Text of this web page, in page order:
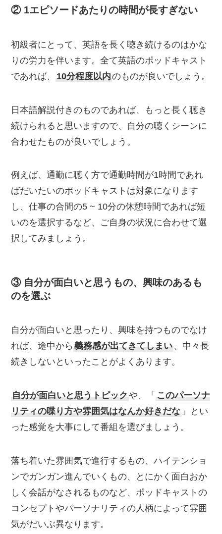
② 1エピソードあたりの時間が長すぎない
初級者にとって、英語を長く聴き続けるのはかな
りの労力を伴います。全て英語のポッドキャスト
であれば、
10分程度以内のものが良いでしょう。
日本語解説付きのものであれば、もっと長く聴き
続けられると思いますので、自分の聴くシーンに
合わせたものが良いでしょう。
例えば、通勤に聴く方で通勤時間が1時間であれ
ばだいたいのポッドキャストは対象になります
し、仕事の合間の5 ~ 10分の休憩時間であれば短
いのを選択するなど、ご自身の状況に合わせて選
択してみましょう。
③ 自分が面白いと思うもの、興味のあるも
のを選ぶ
自分が面白いと思ったり、興味を持つものでなけ
れば、途中から 義務感が出てきてしまい 、中々長
続きしないといったことがよくあります。
自分が面白いと思うトピック や、「 このパーソナ
リティの喋り方や雰囲気はなんか好きだな 」とい
った感覚を大事にして番組を選びましょう。
落ち着いた雰囲気で進行するもの、ハイテンショ
ンでガンガン進んでいくもの、とにかく面白おか
しく会話がなされるものなど、ポッドキャストの
コンセプトやパーソナリティの人柄によって雰囲
気がだいぶ異なります。